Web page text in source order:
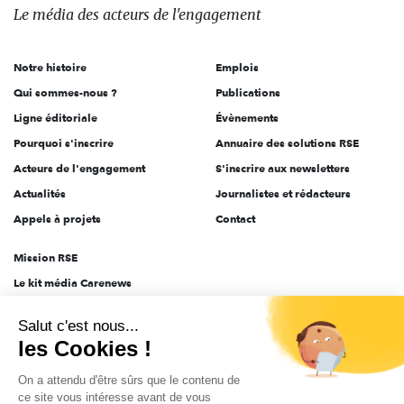
des
l'engagement
Le média des acteurs de l'engagement
Notre histoire
Qui sommes-nous ?
Ligne éditoriale
Pourquoi s'inscrire
Acteurs de l'engagement
Actualités
Appels à projets
Emplois
Publications
Évènements
Annuaire des solutions RSE
S'inscrire aux newsletters
Journalistes et rédacteurs
Contact
Mission RSE
Le kit média Carenews
AEF info
Novethic
PRODURABLE
Salut c'est nous...
les Cookies !
On a attendu d'être sûrs que le contenu de
ce site vous intéresse avant de vous